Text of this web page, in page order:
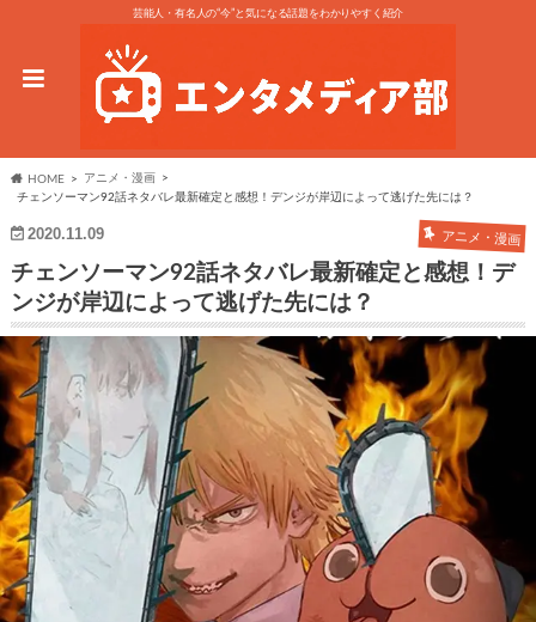
芸能人・有名人の“今”と気になる話題をわかりやすく紹介
HOME
アニメ・漫画
チェンソーマン92話ネタバレ最新確定と感想！デンジが岸辺によって逃げた先には？
2020.11.09 アニメ・漫画
チェンソーマン92話ネタバレ最新確定と感想！デ
ンジが岸辺によって逃げた先には？